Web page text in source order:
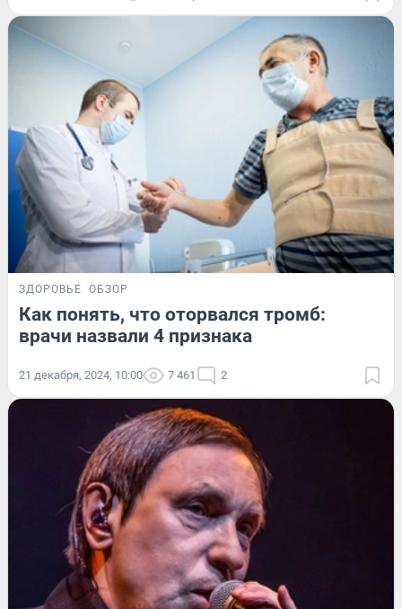
ЗДОРОВЬЕ ОБЗОР
Как понять, что оторвался тромб:
врачи назвали 4 признака
21 декабря, 2024, 10:00 7 461 2